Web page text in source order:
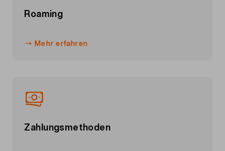
Roaming
Mehr erfahren
Zahlungsmethoden